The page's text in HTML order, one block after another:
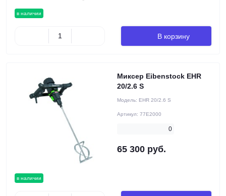
в наличии
В корзину
в наличии
Миксер Eibenstock EHR
20/2.6 S
Модель: EHR 20/2.6 S
Артикул: 77E2000
0
65 300 руб.